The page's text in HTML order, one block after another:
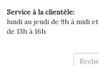
Service à la clientèle:
lundi au jeudi de 9h à midi et
de 13h à 16h